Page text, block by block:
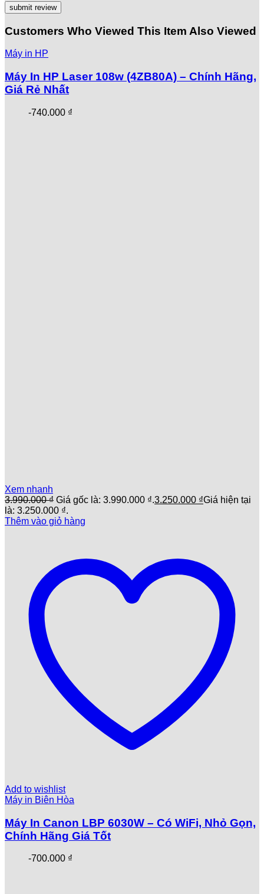
Customers Who Viewed This Item Also Viewed
Máy in HP
Máy In HP Laser 108w (4ZB80A) – Chính Hãng,
Giá Rẻ Nhất
-740.000 ₫
Xem nhanh
3.990.000₫ Giá gốc là: 3.990.000 ₫.3.250.000 ₫Giá hiện tại
là: 3.250.000 ₫.
Thêm vào giỏ hàng
Add to wishlist
Máy in Biên Hòa
Máy In Canon LBP 6030W – Có WiFi, Nhỏ Gọn,
Chính Hãng Giá Tốt
-700.000 ₫